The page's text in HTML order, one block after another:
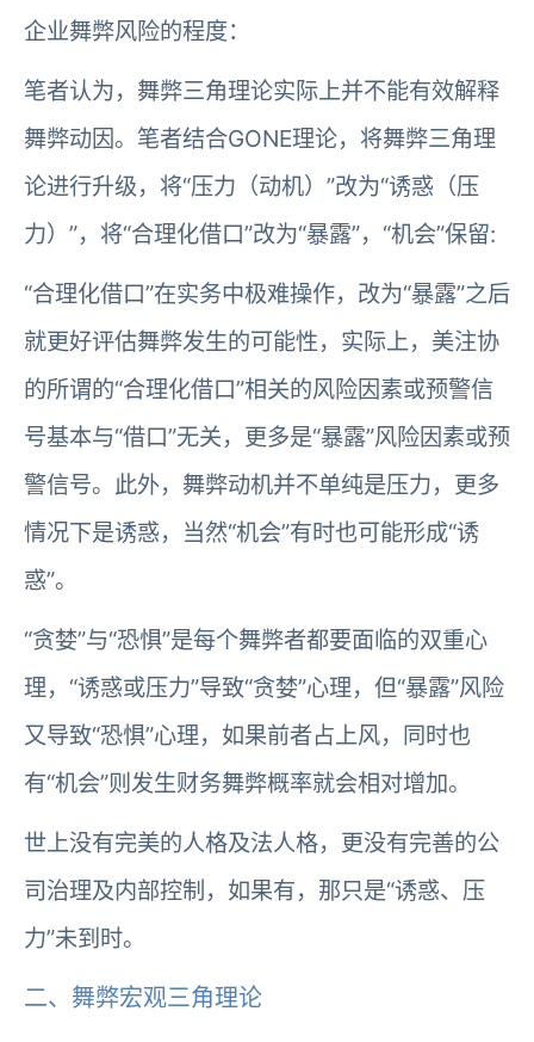
企业舞弊风险的程度：
笔者认为，舞弊三角理论实际上并不能有效解释
舞弊动因。笔者结合GONE理论，将舞弊三角理
论进行升级，将“压力（动机）”改为“诱惑（压
力）”，将“合理化借口”改为“暴露”，“机会”保留:
“合理化借口”在实务中极难操作，改为“暴露”之后
就更好评估舞弊发生的可能性，实际上，美注协
的所谓的“合理化借口”相关的风险因素或预警信
号基本与“借口”无关，更多是“暴露”风险因素或预
警信号。此外，舞弊动机并不单纯是压力，更多
情况下是诱惑，当然“机会”有时也可能形成“诱
惑”。
“贪婪”与“恐惧”是每个舞弊者都要面临的双重心
理，“诱惑或压力”导致“贪婪”心理，但“暴露”风险
又导致“恐惧”心理，如果前者占上风，同时也
有“机会”则发生财务舞弊概率就会相对增加。
世上没有完美的人格及法人格，更没有完善的公
司治理及内部控制，如果有，那只是“诱惑、压
力”未到时。
二、舞弊宏观三角理论